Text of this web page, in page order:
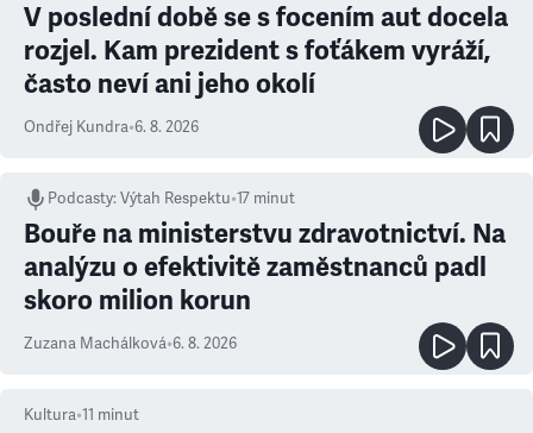
V poslední době se s focením aut docela
rozjel. Kam prezident s foťákem vyráží,
často neví ani jeho okolí
Ondřej Kundra•6. 8. 2026
Podcasty:Výtah Respektu•17 minut
Bouře na ministerstvu zdravotnictví. Na
analýzu o efektivitě zaměstnanců padl
skoro milion korun
Zuzana Machálková•6. 8. 2026
Kultura•11 minut